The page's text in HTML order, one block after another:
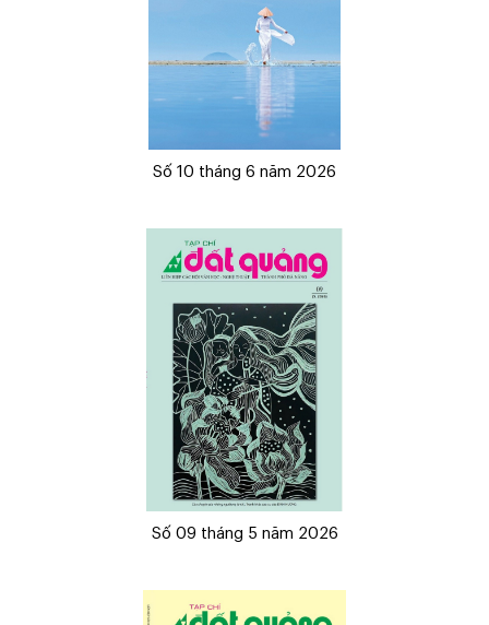
Số 10 tháng 6 năm 2026
Số 09 tháng 5 năm 2026